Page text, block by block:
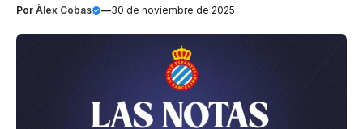
Por Àlex Cobas —30 de noviembre de 2025